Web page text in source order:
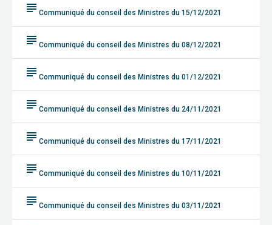
subject Communiqué du conseil des Ministres du 15/12/2021
subject Communiqué du conseil des Ministres du 08/12/2021
subject Communiqué du conseil des Ministres du 01/12/2021
subject Communiqué du conseil des Ministres du 24/11/2021
subject Communiqué du conseil des Ministres du 17/11/2021
subject Communiqué du conseil des Ministres du 10/11/2021
subject Communiqué du conseil des Ministres du 03/11/2021